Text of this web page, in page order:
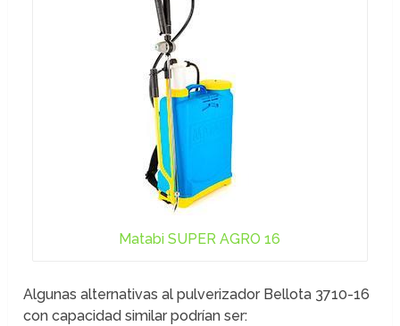
Matabi SUPER AGRO 16
Algunas alternativas al pulverizador Bellota 3710-16
con capacidad similar podrían ser: